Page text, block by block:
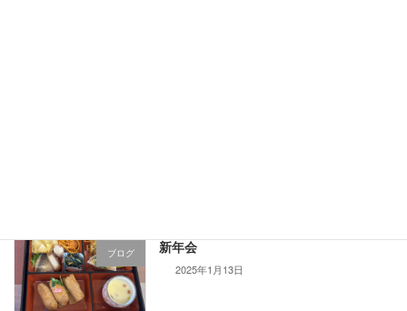
ブログ 新年会
2025年1月13日